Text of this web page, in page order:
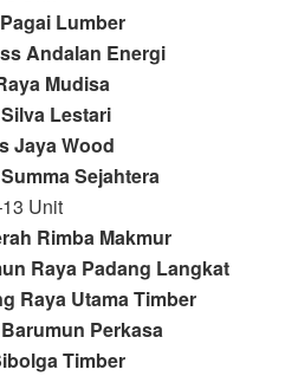
Lumber
Andalan Energi
Mudisa
Lestari
Wood
Sejahtera
Unit
Rimba Makmur
Raya Padang Langkat
Raya Utama Timber
Perkasa
Timber